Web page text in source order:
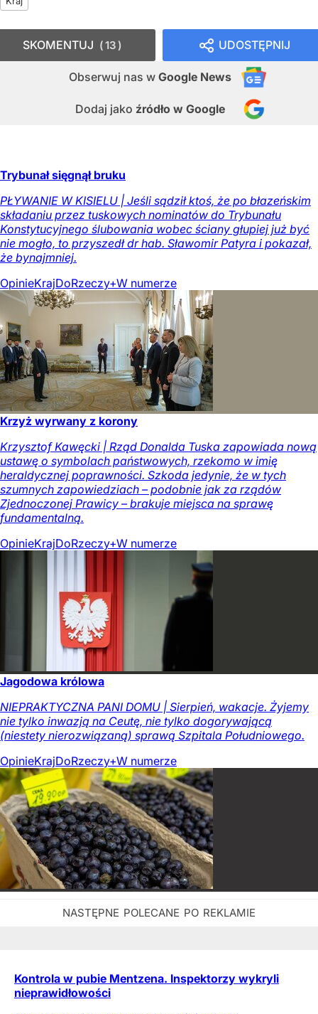
UDOSTĘPNIJ
Obserwuj nas w Google News
Dodaj jako źródło w Google
SKOMENTUJ 13
Trybunał sięgnął bruku
PŁYWANIE W KISIELU | Jeśli sądził ktoś, że po błazeńskim
składaniu przez tuskowych nominatów do Trybunału
Konstytucyjnego ślubowania wobec ściany głupiej już być
nie mogło, to przyszedł dr hab. Sławomir Patyra i pokazał,
że bynajmniej.
OpinieKrajDoRzeczy+W numerze
Krzyż wyrwany z korony
Krzysztof Kawęcki | Rząd Donalda Tuska zapowiada nową
ustawę o symbolach państwowych, rzekomo w imię
heraldycznej poprawności. Szkoda jedynie, że w tych
szumnych zapowiedziach – podobnie jak za rządów
Zjednoczonej Prawicy – brakuje miejsca na sprawę
fundamentalną.
OpinieKrajDoRzeczy+W numerze
Jagodowa królowa
NIEPRAKTYCZNA PANI DOMU | Sierpień, wakacje. Żyjemy
nie tylko inwazją na Ceutę, nie tylko dogorywającą
(niestety nierozwiązaną) sprawą Szpitala Południowego.
OpinieKrajDoRzeczy+W numerze
Kontrola w pubie Mentzena. Inspektorzy wykryli
nieprawidłowości